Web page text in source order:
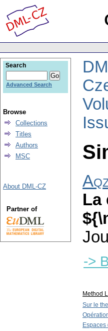
La
->
Method
Sur le
Espaces
Search
Advanced Search
Browse
Collections
Titles
Authors
MSC
About DML-CZ
Partner of